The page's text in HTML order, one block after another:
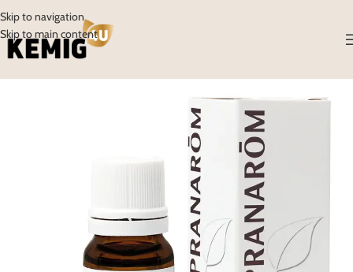
Skip to navigation
Skip to main content